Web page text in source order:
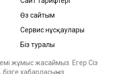
Өз сайтым
Сервис нұсқаулары
Біз туралы
жұмыс жасаймыз. Егер Сіз
хабарласыңыз